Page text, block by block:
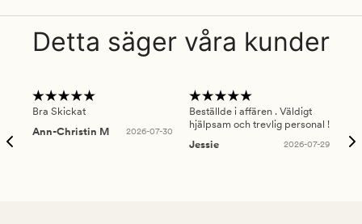
Detta säger våra kunder
Bra Skickat
Ann-Christin M
2026-07-30
Beställde i affären . Väldigt
hjälpsam och trevlig personal !
Jessie
2026-07-29